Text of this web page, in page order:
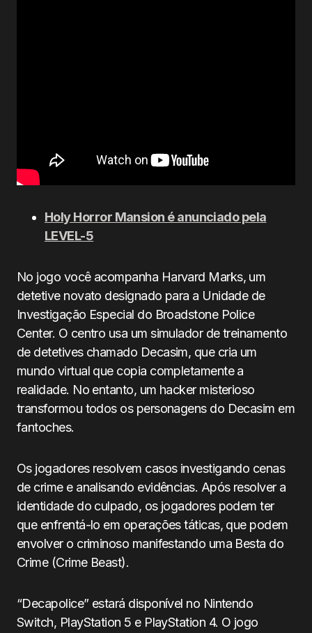
Holy Horror Mansion é anunciado pela
LEVEL-5
No jogo você acompanha Harvard Marks, um
detetive novato designado para a Unidade de
Investigação Especial do Broadstone Police
Center. O centro usa um simulador de treinamento
de detetives chamado Decasim, que cria um
mundo virtual que copia completamente a
realidade. No entanto, um hacker misterioso
transformou todos os personagens do Decasim em
fantoches.
Os jogadores resolvem casos investigando cenas
de crime e analisando evidências. Após resolver a
identidade do culpado, os jogadores podem ter
que enfrentá-lo em operações táticas, que podem
envolver o criminoso manifestando uma Besta do
Crime (Crime Beast).
“Decapolice” estará disponível no Nintendo
Switch, PlayStation 5 e PlayStation 4. O jogo